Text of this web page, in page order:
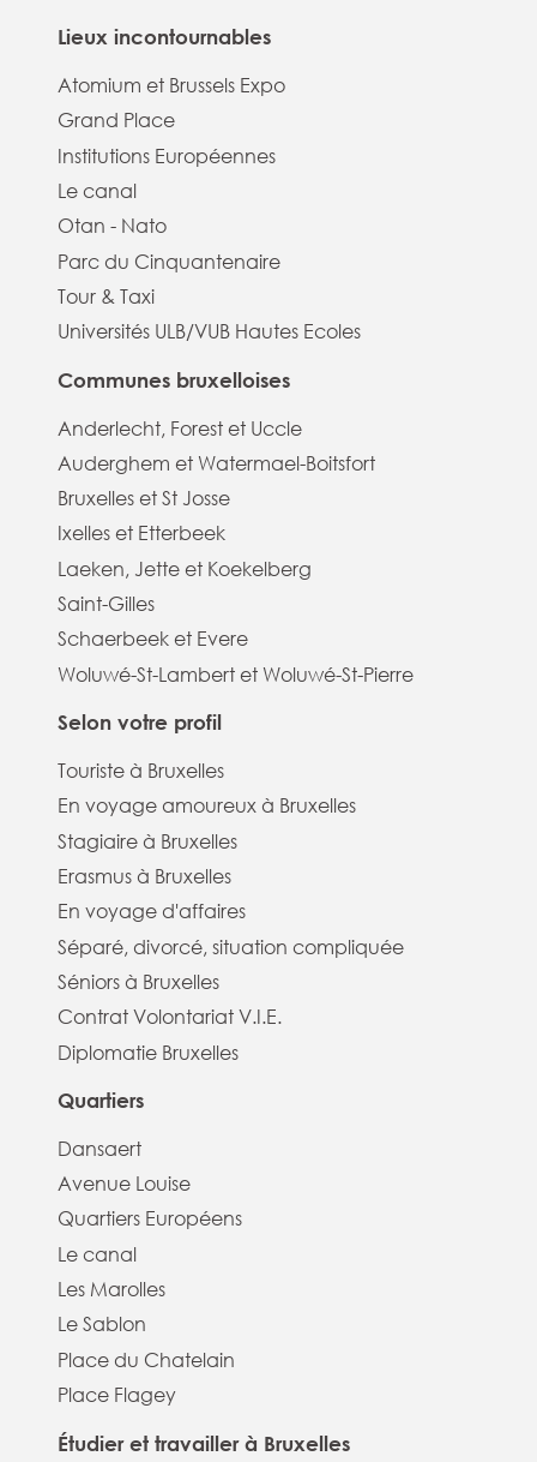
Lieux incontournables
Atomium et Brussels Expo
Grand Place
Institutions Européennes
Le canal
Otan - Nato
Parc du Cinquantenaire
Tour & Taxi
Universités ULB/VUB Hautes Ecoles
Communes bruxelloises
Anderlecht, Forest et Uccle
Auderghem et Watermael-Boitsfort
Bruxelles et St Josse
Ixelles et Etterbeek
Laeken, Jette et Koekelberg
Saint-Gilles
Schaerbeek et Evere
Woluwé-St-Lambert et Woluwé-St-Pierre
Selon votre profil
Touriste à Bruxelles
En voyage amoureux à Bruxelles
Stagiaire à Bruxelles
Erasmus à Bruxelles
En voyage d'affaires
Séparé, divorcé, situation compliquée
Séniors à Bruxelles
Contrat Volontariat V.I.E.
Diplomatie Bruxelles
Quartiers
Dansaert
Avenue Louise
Quartiers Européens
Le canal
Les Marolles
Le Sablon
Place du Chatelain
Place Flagey
Étudier et travailler à Bruxelles